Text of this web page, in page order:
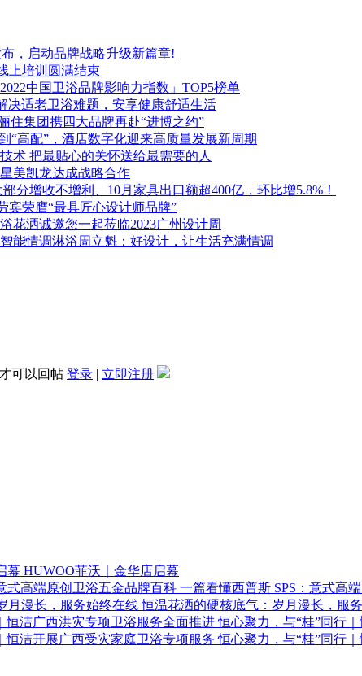
，启动品牌战略升级新篇章!
上培训圆满结束
中国卫浴品牌影响力指数」TOP5榜单
决适老卫浴难题，安享健康舒适生活
住集团携四大品牌再赴“进博之约”
“高配”，酒店数字化迎来高质量发展新周期
术 把最贴心的关怀送给最需要的人
美凯龙达成战略合作
分增收不增利、10月家具出口额超400亿，环比增5.8%！
宾荣膺“最具匠心设计师品牌”
花洒诚邀您一起莅临2023广州设计周
能情调淋浴周立魁：好设计，让生活充满情调
可以回帖 登录 | 立即注册
HUWOO菲沃｜金华店启幕
一篇看懂西普斯 SPS：意式高
恒温花洒的硬核底气：岁月漫长，服
恒心聚力，与“桂”同行
恒心聚力，与“桂”同行